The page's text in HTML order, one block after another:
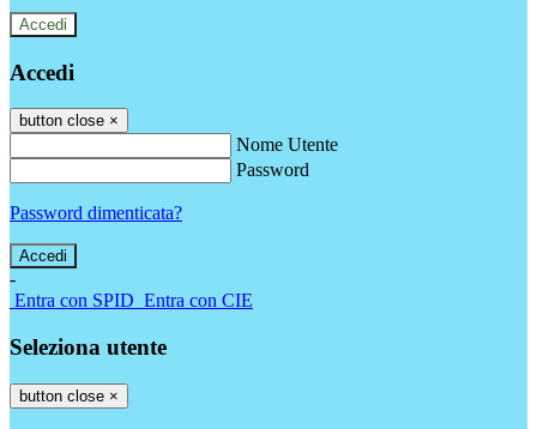
Accedi
Accedi
button close ×
Nome Utente
Password
Password dimenticata?
-
Entra con SPID Entra con CIE
Seleziona utente
button close ×